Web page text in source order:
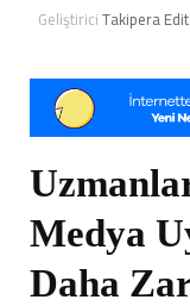
GeliştiriciTakipera
Medya
Daha